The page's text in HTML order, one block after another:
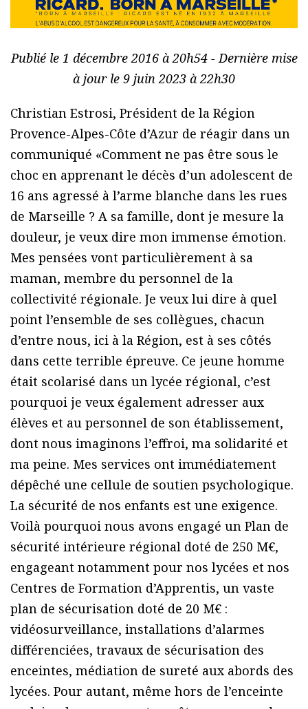
Publié le 1 décembre 2016 à 20h54 - Dernière mise
à jour le 9 juin 2023 à 22h30
Christian Estrosi, Président de la Région
Provence-Alpes-Côte d’Azur de réagir dans un
communiqué «Comment ne pas être sous le
choc en apprenant le décès d’un adolescent de
16 ans agressé à l’arme blanche dans les rues
de Marseille ? A sa famille, dont je mesure la
douleur, je veux dire mon immense émotion.
Mes pensées vont particulièrement à sa
maman, membre du personnel de la
collectivité régionale. Je veux lui dire à quel
point l’ensemble de ses collègues, chacun
d’entre nous, ici à la Région, est à ses côtés
dans cette terrible épreuve. Ce jeune homme
était scolarisé dans un lycée régional, c’est
pourquoi je veux également adresser aux
élèves et au personnel de son établissement,
dont nous imaginons l’effroi, ma solidarité et
ma peine. Mes services ont immédiatement
dépêché une cellule de soutien psychologique.
La sécurité de nos enfants est une exigence.
Voilà pourquoi nous avons engagé un Plan de
sécurité intérieure régional doté de 250 M€,
engageant notamment pour nos lycées et nos
Centres de Formation d’Apprentis, un vaste
plan de sécurisation doté de 20 M€ :
vidéosurveillance, installations d’alarmes
différenciées, travaux de sécurisation des
enceintes, médiation de sureté aux abords des
lycées. Pour autant, même hors de l’enceinte